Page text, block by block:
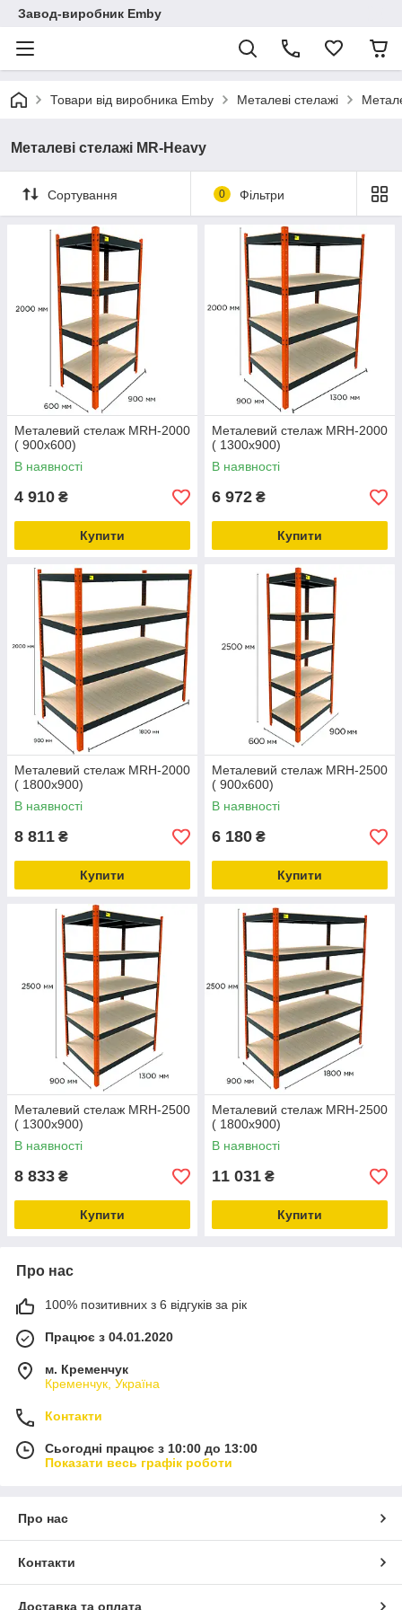
Завод-виробник Emby
Товари від виробника Emby Металеві стелажі
Металеві стелажі MR-Heavy
Сортування 0 Фільтри
Металевий стелаж MRH-2000
( 900x600)
В наявності
4 910 ₴
Купити
Металевий стелаж MRH-2000
( 1300x900)
В наявності
6 972 ₴
Купити
Металевий стелаж MRH-2000
( 1800x900)
В наявності
8 811 ₴
Купити
Металевий стелаж MRH-2500
( 900x600)
В наявності
6 180 ₴
Купити
Металевий стелаж MRH-2500
( 1300x900)
В наявності
8 833 ₴
Купити
Металевий стелаж MRH-2500
( 1800x900)
В наявності
11 031 ₴
Купити
Про нас
100% позитивних з 6 відгуків за рік
Працює з 04.01.2020
м. Кременчук
Кременчук, Україна
Контакти
Сьогодні працює з 10:00 до 13:00
Показати весь графік роботи
Про нас
Контакти
Доставка та оплата